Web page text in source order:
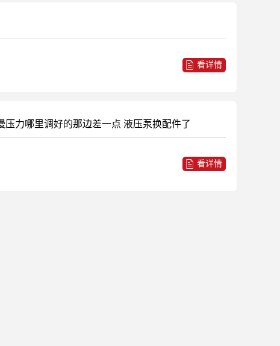
看详情
力哪里调好的那边差一点 液压泵换配件了
看详情